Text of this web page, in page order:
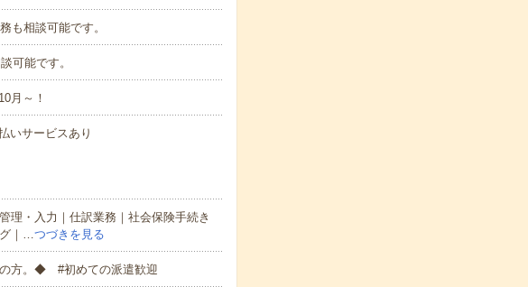
相談可能です。
可能です。
月～！
いサービスあり
理・入力｜仕訳業務｜社会保険手続き
グ｜…つづきを見る
方。◆ #初めての派遣歓迎